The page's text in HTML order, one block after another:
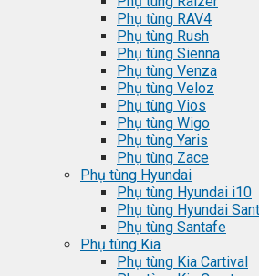
Phụ tùng RAV4
Phụ tùng Rush
Phụ tùng Sienna
Phụ tùng Venza
Phụ tùng Veloz
Phụ tùng Vios
Phụ tùng Wigo
Phụ tùng Yaris
Phụ tùng Zace
Phụ tùng Hyundai
Phụ tùng Hyundai i10
Phụ tùng Hyundai
Phụ tùng Santafe
Phụ tùng Kia
Phụ tùng Kia Cartival